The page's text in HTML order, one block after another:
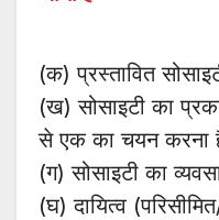
(क) प्रस्तावित
(ख) सोसाइटी का
से एक का चयन करना
(ग) सोसाइटी का
(घ) दायित्व